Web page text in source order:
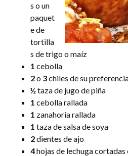
s o un
paquet
e de
tortilla
s de trigo o maíz
1 cebolla
2o 3chiles de su
½taza de jugo de piña
1 cebolla rallada
1 zanahoria rallada
1 taza de salsa de soya
2dientes de ajo
4hojas de lechuga cortadas